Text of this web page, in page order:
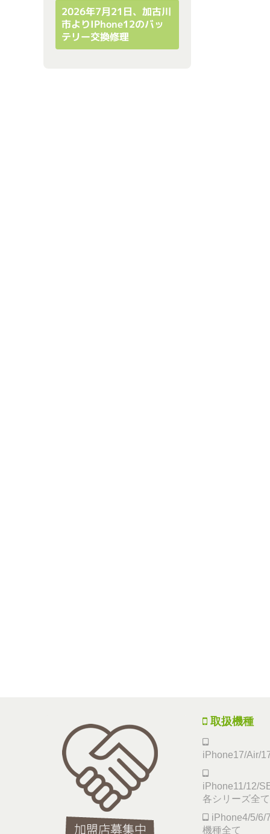
2026年7月21日、加古川
市よりiPhone12のバッ
テリー交換修理
取扱機種
iPhone17/Air/
iPhone11/12/
各シリーズ全て
iPhone4/5/6/
機種全て